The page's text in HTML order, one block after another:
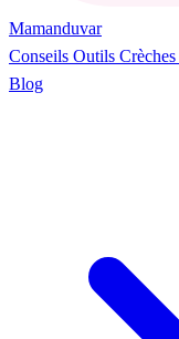
Mamanduvar
Conseils Outils Crèches
Blog